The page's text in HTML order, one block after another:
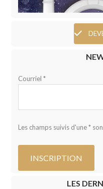
Courriel *
Les champs suivis d'une *
LES